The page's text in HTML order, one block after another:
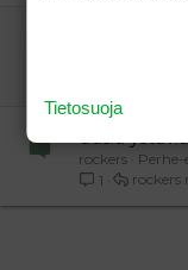
uusia
rockers
1
rockers
Tietosuoja